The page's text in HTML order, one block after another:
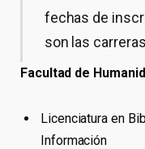
fechas de
son las
Facultad de
Licenciatura en
Información